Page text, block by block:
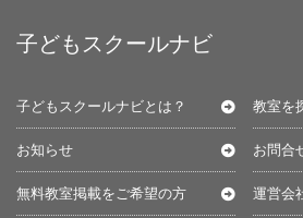
子どもスクールナビ
子どもスクールナビとは？ 教室を
お知らせ お問合
無料教室掲載をご希望の方 運営会